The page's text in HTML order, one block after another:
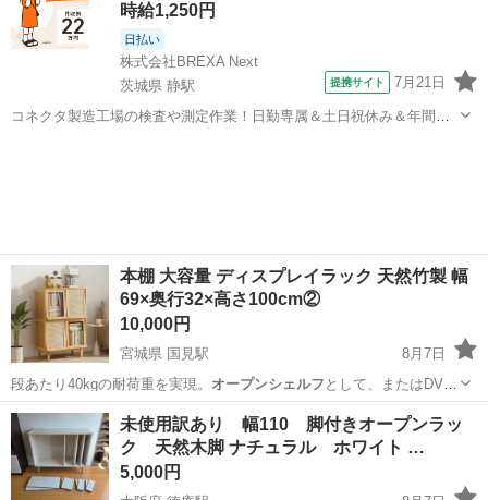
時給1,250円
日払い
株式会社BREXA Next
茨城県 静駅
提携サイト 7月21日
コネクタ製造工場の検査や測定作業！日勤専属＆土日祝休み＆年間休
本棚 大容量 ディスプレイラック 天然竹製 幅
69×奥行32×高さ100cm②
10,000円
宮城県 国見駅
8月7日
段あたり40kgの耐荷重を実現。 オープンシェルフ として、またはDVD
ラック・CD…
宮城 仙台市 国見駅 収納家具 天然
未使用訳あり 幅110 脚付きオープンラッ
ク 天然木脚 ナチュラル ホワイト …
5,000円